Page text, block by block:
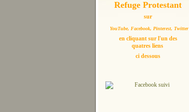
Refuge Protestant
sur
YouTube, Facebook, Pinterest, Twitter
en cliquant sur l'un des
quatres liens
ci dessous